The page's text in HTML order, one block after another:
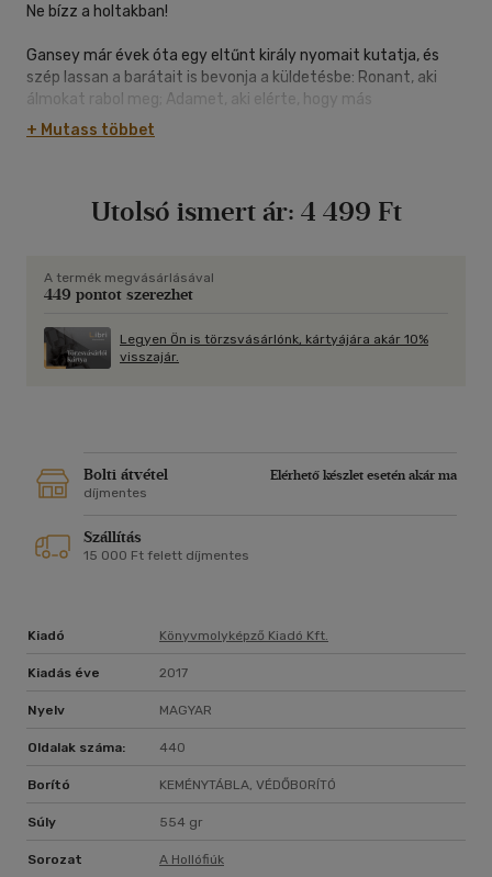
Ne bízz a holtakban!
Gansey már évek óta egy eltűnt király nyomait kutatja, és
szép lassan a barátait is bevonja a küldetésbe: Ronant, aki
álmokat rabol meg; Adamet, aki elérte, hogy más
rendelkezzen az élete fölött; Noah-t, akinek már nincs is igazi
élete; és Blue-t, aki szerelmes Gansey-be... miközben jól
egybefolynak. Szerelem és veszteség elválaszthatatlanná
A Kirkus Reviews ezt írta a Hollófiúk-sorozat előző darabjáról
(Kék liliom): "Ez a párját ritkító sorozat várhatóan viharos
Henriettába a halál, a vágyakozás, a megvilágosodás és egy
brutális igazság kíséretében. A Hollókirállyal Maggie Stiefvater
+ Mutass többet
Utolsó ismert ár: 4 499 Ft
A termék megvásárlásával
449 pontot szerezhet
Legyen Ön is törzsvásárlónk, kártyájára akár 10%
visszajár.
Bolti átvétel
Elérhető készlet esetén akár ma
díjmentes
Szállítás
15 000 Ft felett díjmentes
Kiadó Könyvmolyképző Kiadó Kft.
Kiadás éve 2017
Nyelv MAGYAR
Oldalak száma: 440
Borító KEMÉNYTÁBLA, VÉDŐBORÍTÓ
Súly 554 gr
Sorozat A Hollófiúk